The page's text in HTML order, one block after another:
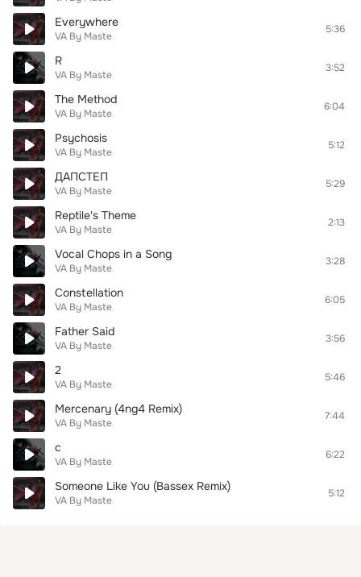
Everywhere
VA By Maste
5:36
R
VA By Maste
3:52
The Method
VA By Maste
6:04
Psychosis
VA By Maste
5:12
ДАПСТЕП
VA By Maste
5:29
Reptile's Theme
VA By Maste
2:13
Vocal Chops in a Song
VA By Maste
3:28
Constellation
VA By Maste
6:05
Father Said
VA By Maste
3:56
2
VA By Maste
5:46
Mercenary (4ng4 Remix)
VA By Maste
7:44
c
VA By Maste
6:22
Someone Like You (Bassex Remix)
VA By Maste
5:12